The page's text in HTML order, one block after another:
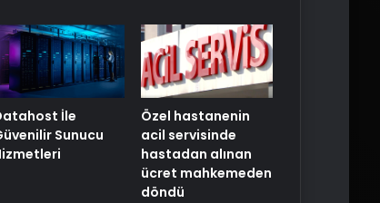
İle
Sunucu
Özel hastanenin
acil servisinde
hastadan alınan
ücret mahkemeden
döndü